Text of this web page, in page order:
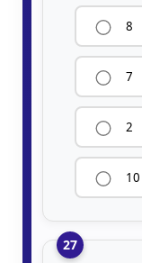
8
7
2
10
27